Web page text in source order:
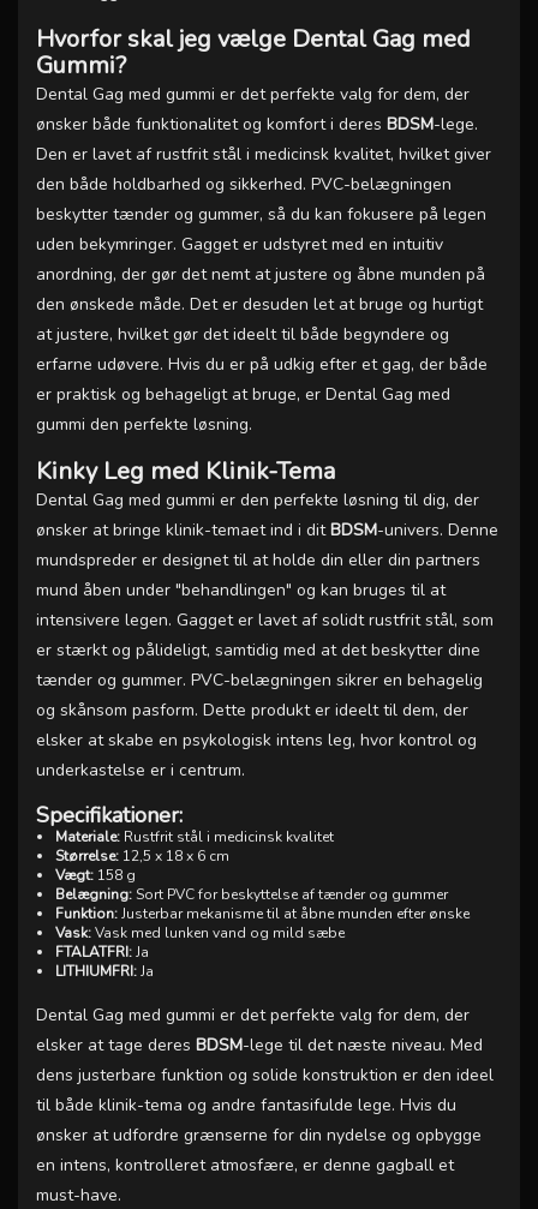
Hvorfor skal jeg vælge Dental Gag med
Gummi?
Dental Gag med gummi er det perfekte valg for dem, der
ønsker både funktionalitet og komfort i deres BDSM-lege.
Den er lavet af rustfrit stål i medicinsk kvalitet, hvilket giver
den både holdbarhed og sikkerhed. PVC-belægningen
beskytter tænder og gummer, så du kan fokusere på legen
uden bekymringer. Gagget er udstyret med en intuitiv
anordning, der gør det nemt at justere og åbne munden på
den ønskede måde. Det er desuden let at bruge og hurtigt
at justere, hvilket gør det ideelt til både begyndere og
erfarne udøvere. Hvis du er på udkig efter et gag, der både
er praktisk og behageligt at bruge, er Dental Gag med
gummi den perfekte løsning.
Kinky Leg med Klinik-Tema
Dental Gag med gummi er den perfekte løsning til dig, der
ønsker at bringe klinik-temaet ind i ditBDSM-univers. Denne
mundspreder er designet til at holde din eller din partners
mund åben under "behandlingen" og kan bruges til at
intensivere legen. Gagget er lavet af solidt rustfrit stål, som
er stærkt og pålideligt, samtidig med at det beskytter dine
tænder og gummer. PVC-belægningen sikrer en behagelig
og skånsom pasform. Dette produkt er ideelt til dem, der
elsker at skabe en psykologisk intens leg, hvor kontrol og
underkastelse er i centrum.
Specifikationer:
Materiale: Rustfrit stål i medicinsk kvalitet
Størrelse: 12,5 x 18 x 6 cm
Vægt: 158 g
Belægning:Sort PVC for beskyttelse af tænder og gummer
Funktion:Justerbar mekanisme til at åbne munden efter ønske
Vask:Vask med lunken vand og mild sæbe
FTALATFRI:Ja
LITHIUMFRI:Ja
Dental Gag med gummi er det perfekte valg for dem, der
elsker at tage deres BDSM-lege til det næste niveau. Med
dens justerbare funktion og solide konstruktion er den ideel
til både klinik-tema og andre fantasifulde lege. Hvis du
ønsker at udfordre grænserne for din nydelse og opbygge
en intens, kontrolleret atmosfære, er denne gagball et
must-have.